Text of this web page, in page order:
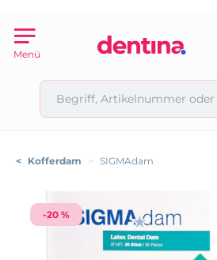
Menü
< Kofferdam > SIGMAdam
-20 %